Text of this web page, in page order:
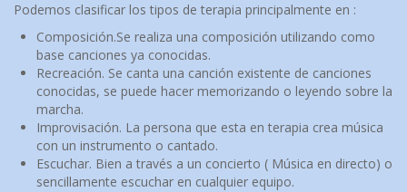
Podemos clasificar los tipos de terapia principalmente en :
Composición.Se realiza una composición utilizando como
base canciones ya conocidas.
Recreación. Se canta una canción existente de canciones
conocidas, se puede hacer memorizando o leyendo sobre la
marcha.
Improvisación. La persona que esta en terapia crea música
con un instrumento o cantado.
Escuchar. Bien a través a un concierto ( Música en directo) o
sencillamente escuchar en cualquier equipo.